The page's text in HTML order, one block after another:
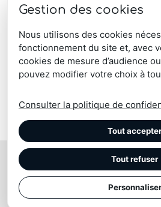
Les Dernières Chances
Tapis en peau de mouton
Tapis peau de vache
produits-professionnels
Télécharger le catalogue produits
© Maison Tergus | coussin,
| Peau vache, mouton,
Site réalisé par l'
Imaginarium
|Mentions
Gestion des cookies
Nous utilisons des cookies
fonctionnement du site et, avec
cookies de mesure d’audience
pouvez modifier votre choix à
Consulter la politique de
Tout accepter
Tout refuser
Personnaliser